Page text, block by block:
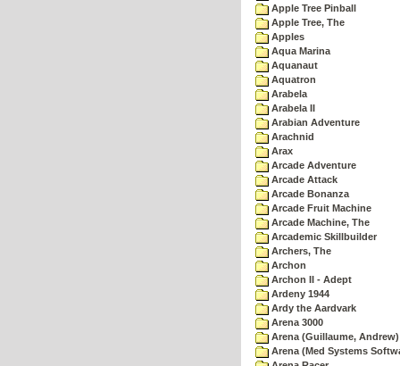
Apple Tree Pinball
Apple Tree, The
Apples
Aqua Marina
Aquanaut
Aquatron
Arabela
Arabela II
Arabian Adventure
Arachnid
Arax
Arcade Adventure
Arcade Attack
Arcade Bonanza
Arcade Fruit Machine
Arcade Machine, The
Arcademic Skillbuilder
Archers, The
Archon
Archon II - Adept
Ardeny 1944
Ardy the Aardvark
Arena 3000
Arena (Guillaume, Andrew)
Arena (Med Systems